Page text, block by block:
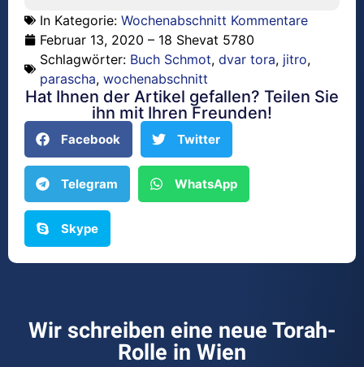
In Kategorie: Wochenabschnitt Kommentare
Februar 13, 2020 – 18 Shevat 5780
Schlagwörter: Buch Schmot, dvar tora, jitro,
parascha, wochenabschnitt
Hat Ihnen der Artikel gefallen? Teilen Sie
ihn mit Ihren Freunden!
Facebook Twitter
Telegram WhatsApp
Skype
Wir schreiben eine neue Torah-
Rolle in Wien